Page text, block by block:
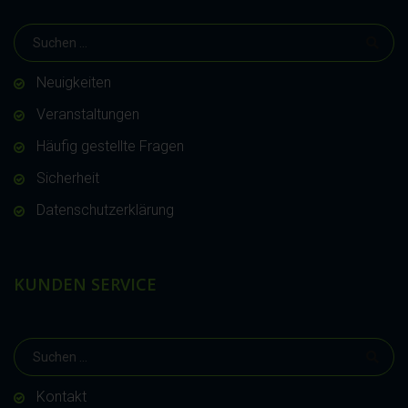
Neuigkeiten
Veranstaltungen
Häufig gestellte Fragen
Sicherheit
Datenschutzerklärung
KUNDEN SERVICE
Kontakt